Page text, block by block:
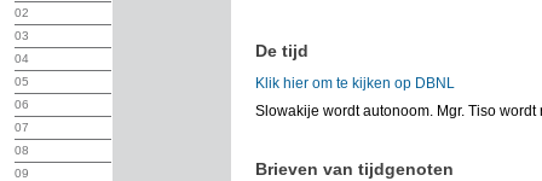
02
03
04
05
06
07
08
09
De tijd
Klik hier om te kijken op DBNL
Slowakije wordt autonoom. Mgr. Tiso wordt
Brieven van tijdgenoten